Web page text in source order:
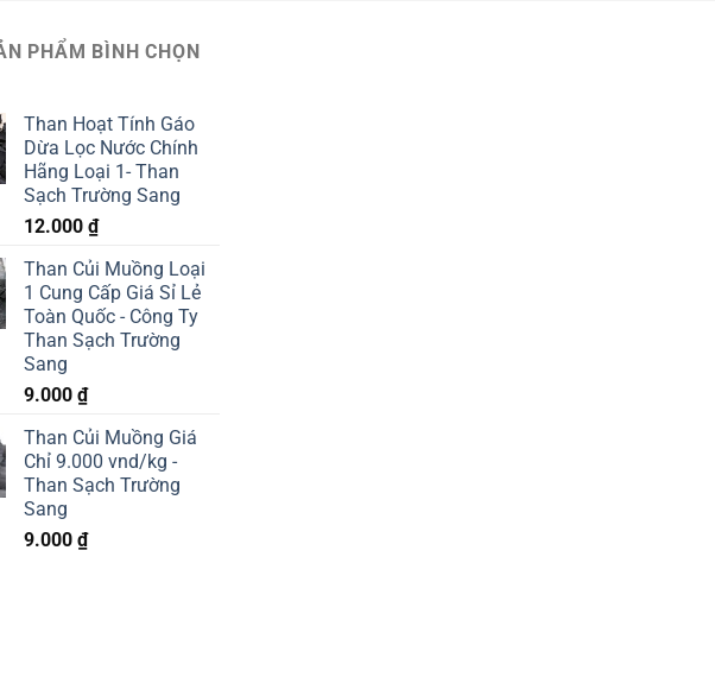
PHẨM BÌNH CHỌN
Than Hoạt Tính Gáo
Dừa Lọc Nước Chính
Hãng Loại 1- Than
Sạch Trường Sang
12.000 ₫
Than Củi Muồng Loại
1 Cung Cấp Giá Sỉ Lẻ
Toàn Quốc - Công Ty
Than Sạch Trường
Sang
9.000 ₫
Than Củi Muồng Giá
Chỉ 9.000 vnd/kg -
Than Sạch Trường
Sang
9.000 ₫